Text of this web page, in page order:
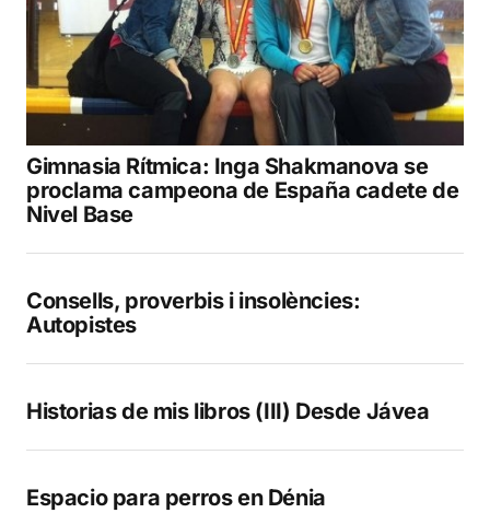
Gimnasia Rítmica: Inga Shakmanova se
proclama campeona de España cadete de
Nivel Base
Consells, proverbis i insolències:
Autopistes
Historias de mis libros (III) Desde Jávea
Espacio para perros en Dénia